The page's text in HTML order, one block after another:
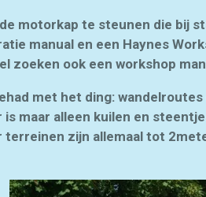
motorkap te steunen die bij
manual en een Haynes
zoeken ook een workshop
met het ding:
is maar alleen kuilen en
zijn allemaal tot